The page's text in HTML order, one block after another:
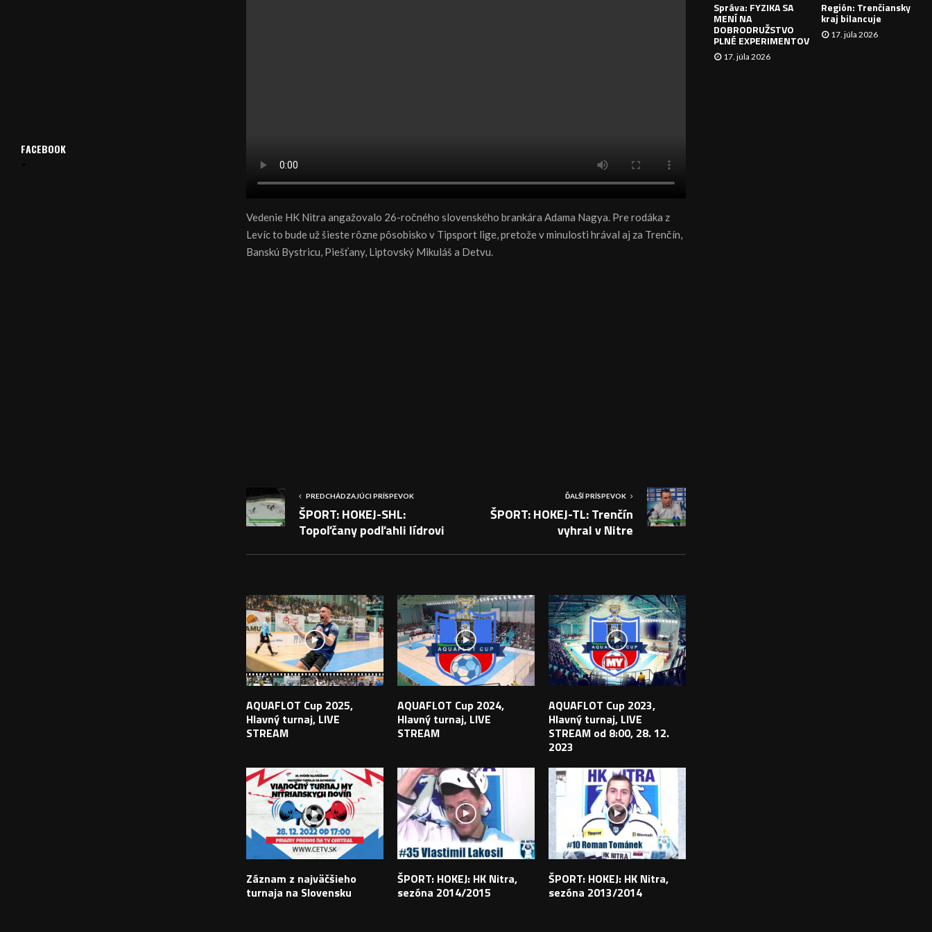
Vedenie HK Nitra angažovalo 26-ročného slovenského brankára Adama Nagya. Pre rodáka z
Levíc to bude už šieste rôzne pôsobisko v Tipsport lige, pretože v minulosti hrával aj za Trenčín,
Banskú Bystricu, Piešťany, Liptovský Mikuláš a Detvu.
PREDCHÁDZAJÚCI PRÍSPEVOK
ŠPORT: HOKEJ-SHL:
Topoľčany podľahli lídrovi
ĎALŠÍ PRÍSPEVOK
ŠPORT: HOKEJ-TL: Trenčín
vyhral v Nitre
AQUAFLOT Cup 2025,
Hlavný turnaj, LIVE
STREAM
AQUAFLOT Cup 2024,
Hlavný turnaj, LIVE
STREAM
AQUAFLOT Cup 2023,
Hlavný turnaj, LIVE
STREAM od 8:00, 28. 12.
2023
Záznam z najväčšieho
turnaja na Slovensku
ŠPORT: HOKEJ: HK Nitra,
sezóna 2014/2015
ŠPORT: HOKEJ: HK Nitra,
sezóna 2013/2014
FACEBOOK
I
Správa: FYZIKA SA
MENÍ NA
DOBRODRUŽSTVO
PLNÉ EXPERIMENTOV
17. júla 2026
Región: Trenčiansky
kraj bilancuje
17. júla 2026